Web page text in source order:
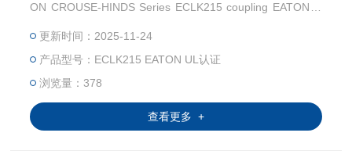
ON CROUSE-HINDS Series ECLK215 coupling EATON C
USE-HINDS 总代理-Kunshan Beiyuan Electric Co.,Ltd
更新时间：2025-11-24
产品型号：ECLK215 EATON UL认证
浏览量：378
查看更多 +